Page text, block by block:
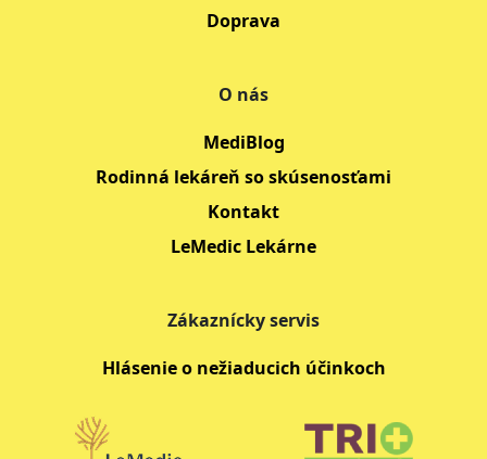
Doprava
O nás
MediBlog
Rodinná lekáreň so skúsenosťami
Kontakt
LeMedic Lekárne
Zákaznícky servis
Hlásenie o nežiaducich účinkoch